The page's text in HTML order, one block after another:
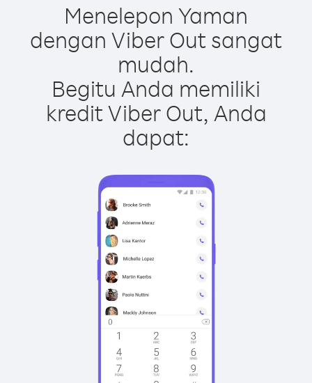
Menelepon Yaman
dengan Viber Out sangat
mudah.
Begitu Anda memiliki
kredit Viber Out, Anda
dapat: